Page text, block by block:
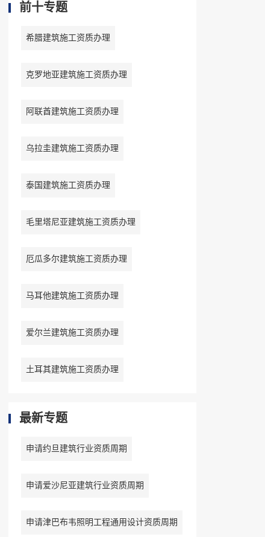
前十专题
希腊建筑施工资质办理
克罗地亚建筑施工资质办理
阿联酋建筑施工资质办理
乌拉圭建筑施工资质办理
泰国建筑施工资质办理
毛里塔尼亚建筑施工资质办理
厄瓜多尔建筑施工资质办理
马耳他建筑施工资质办理
爱尔兰建筑施工资质办理
土耳其建筑施工资质办理
最新专题
申请约旦建筑行业资质周期
申请爱沙尼亚建筑行业资质周期
申请津巴布韦照明工程通用设计资质周期